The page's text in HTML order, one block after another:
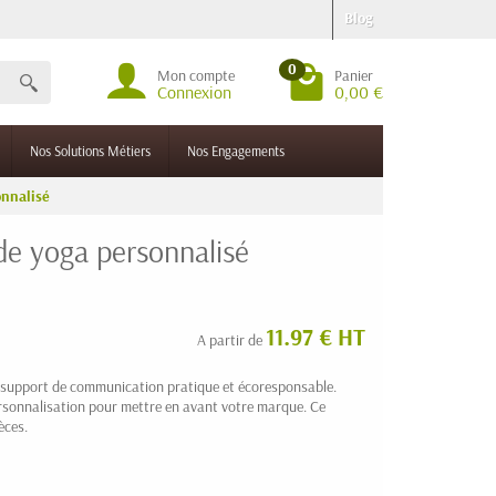
Blog
Mon compte
Connexion
0 Panier
0,00 €
Nos Solutions Métiers Nos Engagements
yoga personnalisé
A partir de 11.97 € HT
de communication pratique et écoresponsable.
pour mettre en avant votre marque. Ce